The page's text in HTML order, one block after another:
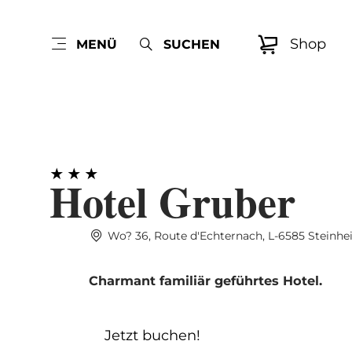
MENÜ SUCHEN Shop
Hotel Gruber
Wo? 36, Route d'Echternach, L-6585
Charmant familiär geführtes Hotel.
Jetzt buchen!